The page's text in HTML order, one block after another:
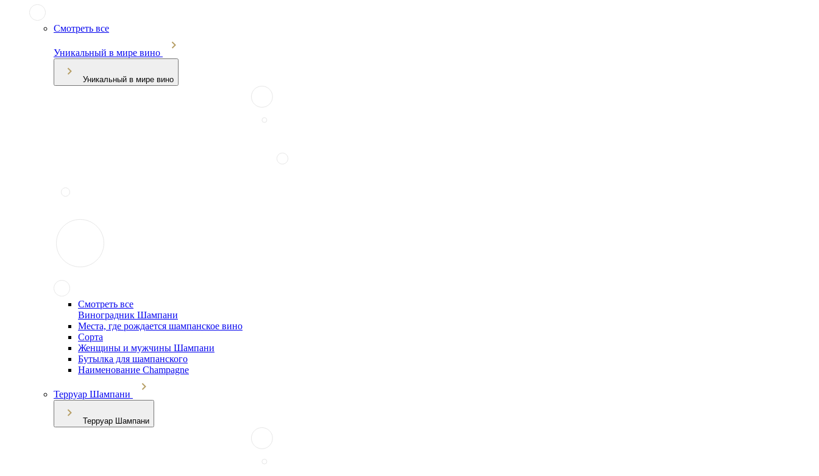
Смотреть все
Уникальный в мире вино
Уникальный в мире вино
Смотреть все
Виноградник Шампани
Места, где рождается шампанское вино
Сорта
Женщины и мужчины Шампани
Бутылка для шампанского
Наименование Champagne
Терруар Шампани
Терруар Шампани